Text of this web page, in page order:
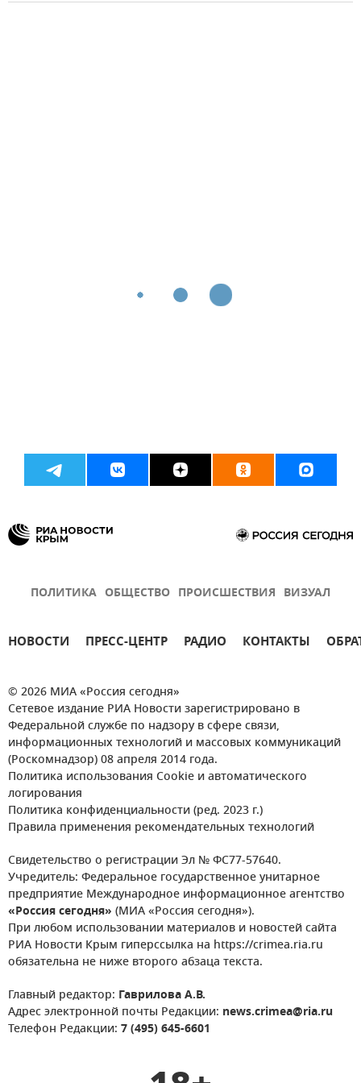
ПОЛИТИКА ОБЩЕСТВО ПРОИСШЕСТВИЯ ВИЗУАЛ
НОВОСТИ ПРЕСС-ЦЕНТР РАДИО КОНТАКТЫ
© 2026 МИА «Россия сегодня»
Сетевое издание РИА Новости зарегистрировано в
Федеральной службе по надзору в сфере связи,
информационных технологий и массовых коммуникаций
(Роскомнадзор) 08 апреля 2014 года.
Политика использования Cookie и автоматического
логирования
Политика конфиденциальности (ред. 2023 г.)
Правила применения рекомендательных технологий
Свидетельство о регистрации Эл № ФС77-57640.
Учредитель: Федеральное государственное унитарное
предприятие Международное информационное агентство
«Россия сегодня» (МИА «Россия сегодня»).
При любом использовании материалов и новостей сайта
РИА Новости Крым гиперссылка на https://crimea.ria.ru
обязательна не ниже второго абзаца текста.
Главный редактор: Гаврилова А.В.
Адрес электронной почты Редакции: news.crimea@ria.ru
Телефон Редакции: 7 (495) 645-6601